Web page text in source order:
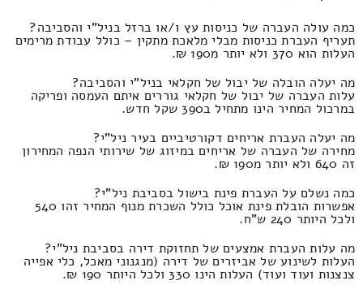
כמה עולה העברה של כניסות עץ ו/או ברזל בניל"י והסביבה?
תעריף העברת כניסות מבלי מלאכת מתקין – כולל עבודת מרימים
העלות הוא 370 ולא יותר מ190 ₪.
מה יעלה הובלה של יבול של חקלאי בניל"י והסביבה?
עלות העברה של יבול של חקלאי גוררים איתם העמסה ופריקה
במרכול המחיר הינו מתחיל ב390 שקל חדש.
מה יעלה העברת אריחים דקורטיביים בעיר ניל"י?
מחירה של העברה של אריחים במיזוג של שירותי הנפה המחירון
זה 640 ולא יותר מ190 ₪.
כמה נשלם על העברת פינת בישול בסביבת ניל"י?
אפשרות הובלת פינת אוכל כולל השכרת מנוף המחיר זהו 540
ולכל היותר 240 ש"ח.
מה עלות העברת אמצעים של תחזוקת דירה בסביבת ניל"י?
העלות לשינוע של אביזרים של דירה (מנגנוני מאכל, כלי אפייה
צנצנות ועוד ועוד) העלות הינו 330 ולכל היותר 190 ₪.